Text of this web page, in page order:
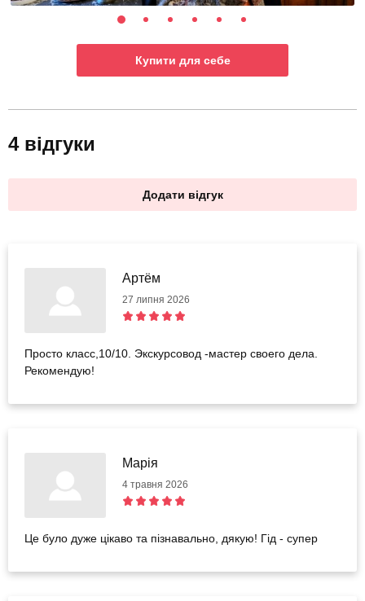
Купити для себе
4 відгуки
Додати відгук
Артём
27 липня 2026
Просто класс,10/10. Экскурсовод -мастер своего дела.
Рекомендую!
Марія
4 травня 2026
Це було дуже цікаво та пізнавально, дякую! Гід - супер